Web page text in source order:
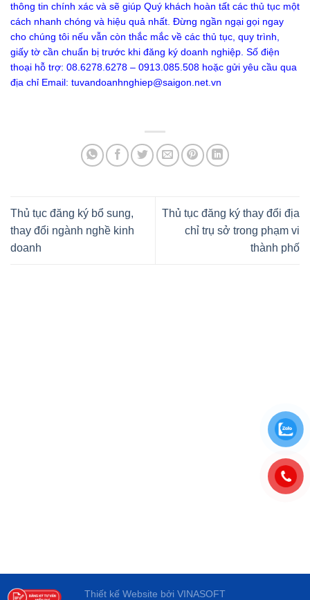
thông tin chính xác và sẽ giúp Quý khách hoàn tất các thủ tục một
cách nhanh chóng và hiệu quả nhất. Đừng ngần ngại gọi ngay
cho chúng tôi nếu vẫn còn thắc mắc về các thủ tục, quy trình,
giấy tờ cần chuẩn bị trước khi đăng ký doanh nghiệp. Số điện
thoại hỗ trợ: 08.6278.6278 – 0913.085.508 hoặc gửi yêu cầu qua
địa chỉ Email: tuvandoanhnghiep@saigon.net.vn
Thủ tục đăng ký bổ sung,
thay đổi ngành nghề kinh
doanh
Thủ tục đăng ký thay đổi địa
chỉ trụ sở trong phạm vi
thành phố
Thiết kế Website bởi VINASOFT